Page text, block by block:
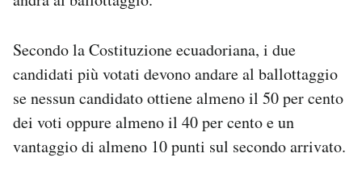
Secondo la Costituzione ecuadoriana, i due
candidati più votati devono andare al ballottaggio
se nessun candidato ottiene almeno il 50 per cento
dei voti oppure almeno il 40 per cento e un
vantaggio di almeno 10 punti sul secondo arrivato.